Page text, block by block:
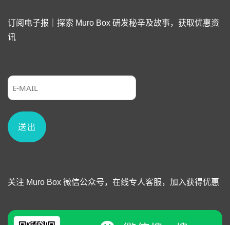
订阅电子报｜探索 Muro Box 研发秘辛及故事，获取优惠资
讯
关注 Muro Box 微信公众号，在线专人客服，加入获得优惠